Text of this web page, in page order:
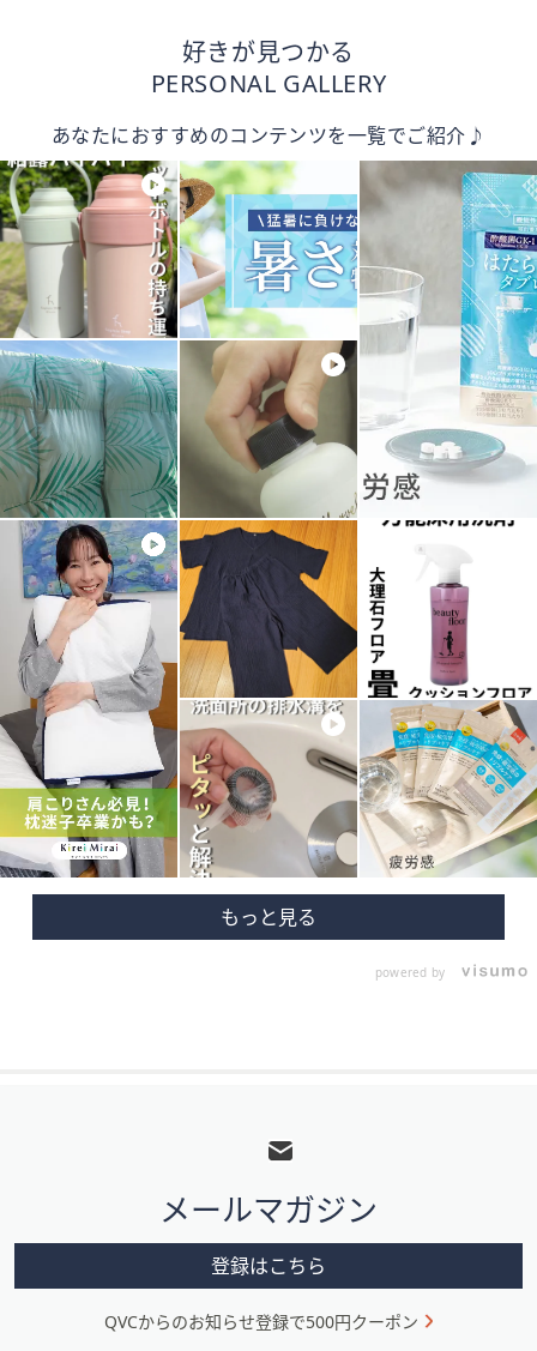
好きが見つかる
PERSONAL GALLERY
あなたにおすすめのコンテンツを一覧でご紹介♪
powered by
メ
ニ
メールマガジン
登録はこちら
QVCからのお知らせ登録で500円クーポン